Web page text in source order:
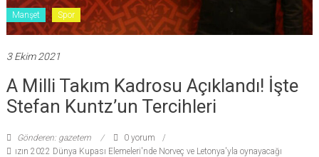
Manşet Spor
3 Ekim 2021
A Milli Takım Kadrosu Açıklandı! İşte
Stefan Kuntz’un Tercihleri
Gönderen: gazetem
0 yorum
ızın 2022 Dünya Kupası Elemeleri'nde Norveç ve Letonya'yla oynayacağı